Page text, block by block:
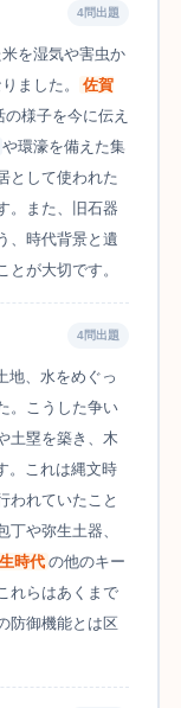
4問出題
を湿気や害虫か
ました。
佐賀
様子を今に伝え
や環濠を備えた集
として使われた
。また、旧石器
、時代背景と遺
が大切です。
4問出題
地、水をめぐっ
。こうした争い
土塁を築き、木
。これは縄文時
われていたこと
や弥生土器、
時代 の他のキー
れらはあくまで
防御機能とは区